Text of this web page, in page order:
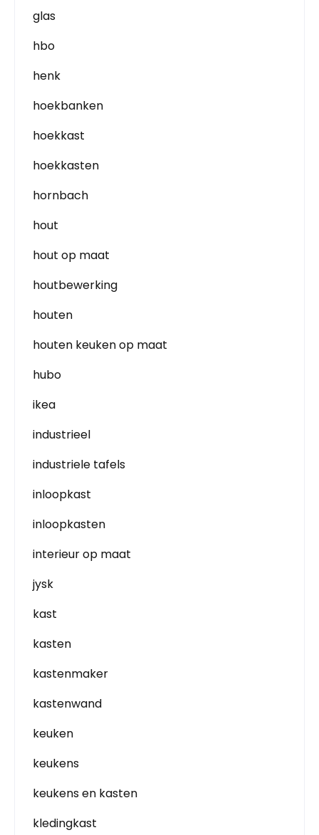
glas
hbo
henk
hoekbanken
hoekkast
hoekkasten
hornbach
hout
hout op maat
houtbewerking
houten
houten keuken op maat
hubo
ikea
industrieel
industriele tafels
inloopkast
inloopkasten
interieur op maat
jysk
kast
kasten
kastenmaker
kastenwand
keuken
keukens
keukens en kasten
kledingkast